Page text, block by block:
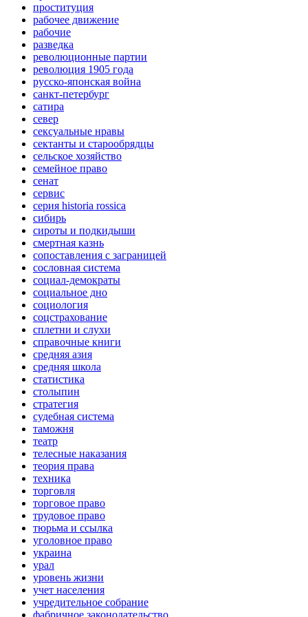
проституция
рабочее движение
рабочие
разведка
революционные партии
революция 1905 года
русско-японская война
санкт-петербург
сатира
север
сексуальные нравы
сектанты и старообрядцы
сельское хозяйство
семейное право
сенат
сервис
серия historia rossica
сибирь
сироты и подкидыши
смертная казнь
сопоставления с заграницей
сословная система
социал-демократы
социальное дно
социология
соцстрахование
сплетни и слухи
справочные книги
средняя азия
средняя школа
статистика
столыпин
стратегия
судебная система
таможня
театр
телесные наказания
теория права
техника
торговля
торговое право
трудовое право
тюрьма и ссылка
уголовное право
украина
урал
уровень жизни
учет населения
учредительное собрание